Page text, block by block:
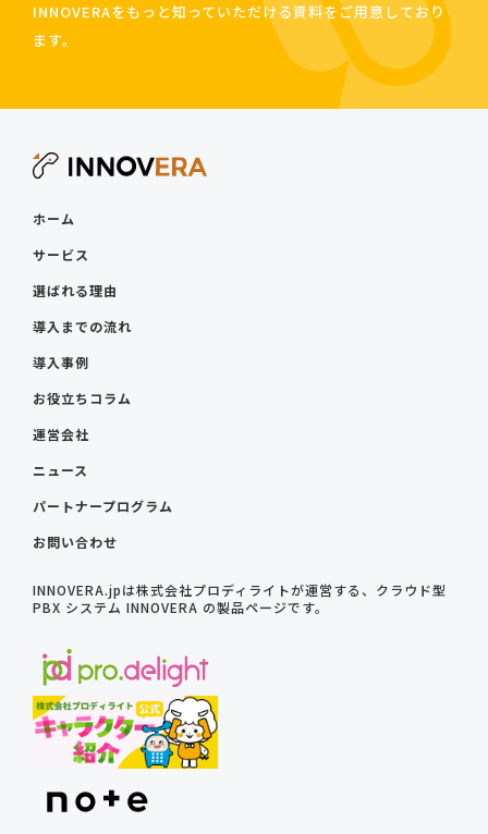
INNOVERAをもっと知っていただける資料をご用意しており
ます。
ホーム
サービス
選ばれる理由
導入までの流れ
導入事例
お役立ちコラム
運営会社
ニュース
パートナープログラム
お問い合わせ
INNOVERA.jpは株式会社プロディライトが運営する、クラウド型
PBX システム INNOVERA の製品ページです。